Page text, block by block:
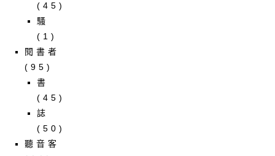
(45)
騷
(1)
閱書者
(95)
書
(45)
誌
(50)
聽音客